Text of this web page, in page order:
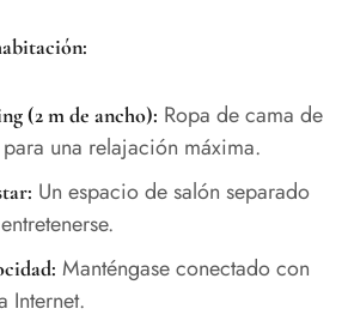
(2 m de ancho): Ropa de cama de
una relajación máxima.
Un espacio de salón separado
Manténgase conectado con
Internet.